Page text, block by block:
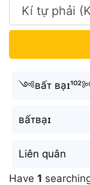
༺ʙấᴛ
ʙấᴛʙạɪ
Liên quân
Have 1